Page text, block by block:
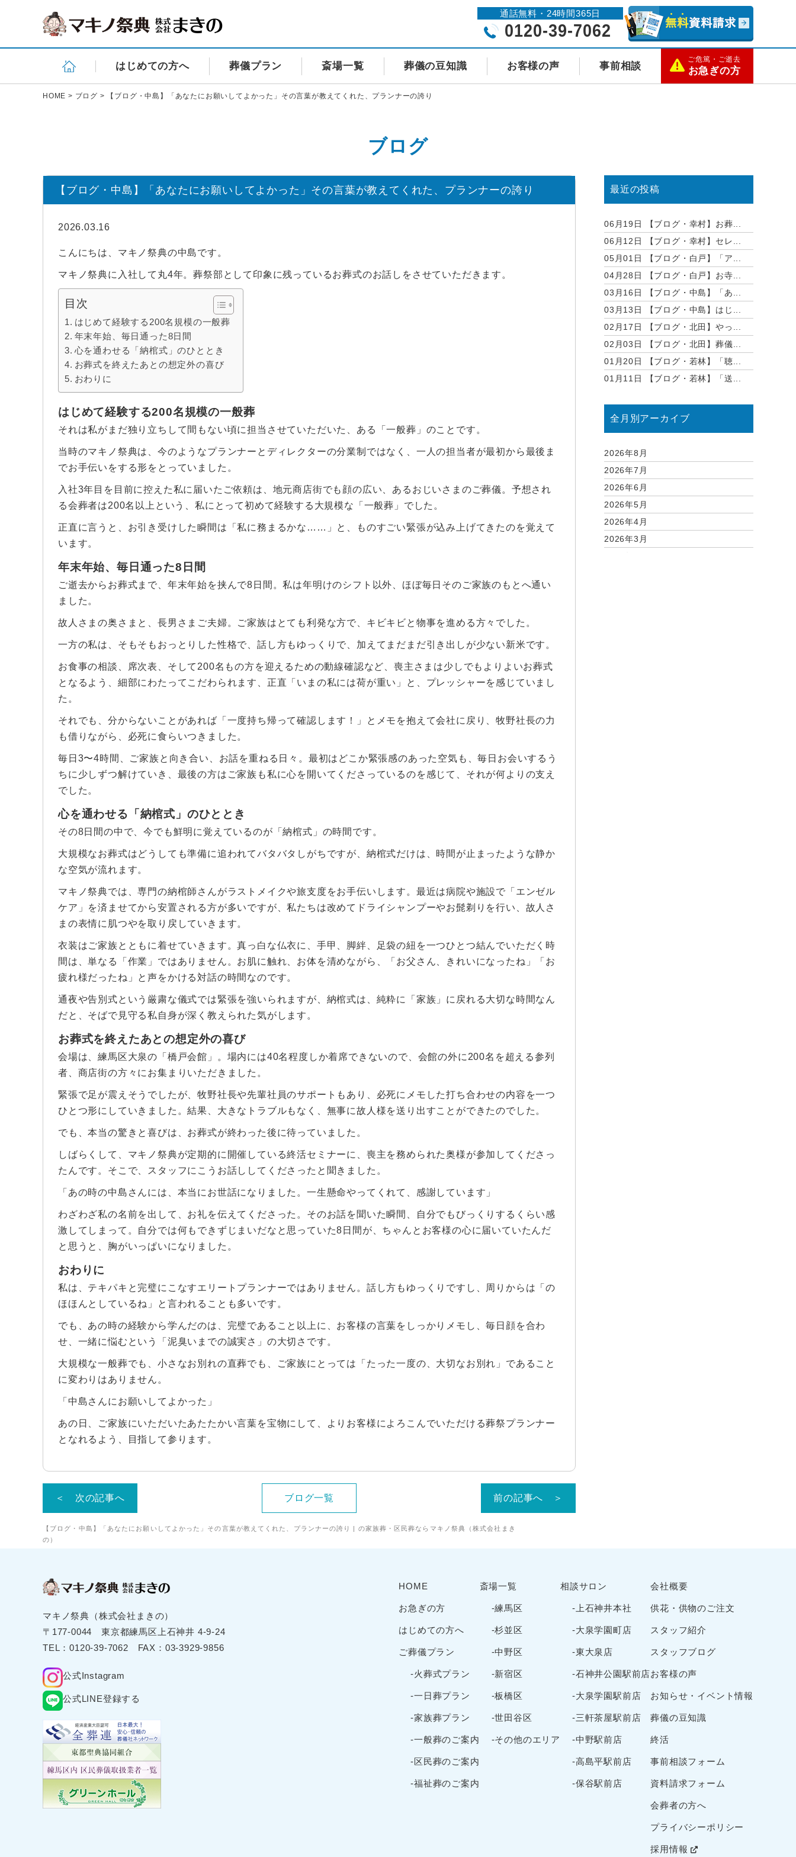
通話無料・24時間365日
0120-39-7062
はじめての方へ 葬儀プラン 斎場一覧 葬儀の豆知識 お客様の声 事前相談
ご危篤・ご逝去
お急ぎの方
HOME > ブログ > 【ブログ・中島】「あなたにお願いしてよかった」その言葉が教えてくれた、プランナーの誇り
【ブログ・中島】「あなたにお願いしてよかった」その言葉が教えてくれた、プランナーの誇り | の家族葬・区民葬ならマキノ祭典（株式会社まき
の）
ブログ
【ブログ・中島】「あなたにお願いしてよかった」その言葉が教えてくれた、プランナーの誇り
2026.03.16
こんにちは、マキノ祭典の中島です。
マキノ祭典に入社して丸4年。葬祭部として印象に残っているお葬式のお話しをさせていただきます。
目次
はじめて経験する200名規模の一般葬
年末年始、毎日通った8日間
心を通わせる「納棺式」のひととき
お葬式を終えたあとの想定外の喜び
おわりに
はじめて経験する200名規模の一般葬
それは私がまだ独り立ちして間もない頃に担当させていただいた、ある「一般葬」のことです。
当時のマキノ祭典は、今のようなプランナーとディレクターの分業制ではなく、一人の担当者が最初から最後ま
でお手伝いをする形をとっていました。
入社3年目を目前に控えた私に届いたご依頼は、地元商店街でも顔の広い、あるおじいさまのご葬儀。予想され
る会葬者は200名以上という、私にとって初めて経験する大規模な「一般葬」でした。
正直に言うと、お引き受けした瞬間は「私に務まるかな……」と、ものすごい緊張が込み上げてきたのを覚えて
います。
年末年始、毎日通った8日間
ご逝去からお葬式まで、年末年始を挟んで8日間。私は年明けのシフト以外、ほぼ毎日そのご家族のもとへ通い
ました。
故人さまの奥さまと、長男さまご夫婦。ご家族はとても利発な方で、キビキビと物事を進める方々でした。
一方の私は、そもそもおっとりした性格で、話し方もゆっくりで、加えてまだまだ引き出しが少ない新米です。
お食事の相談、席次表、そして200名もの方を迎えるための動線確認など、喪主さまは少しでもよりよいお葬式
となるよう、細部にわたってこだわられます、正直「いまの私には荷が重い」と、プレッシャーを感じていまし
た。
それでも、分からないことがあれば「一度持ち帰って確認します！」とメモを抱えて会社に戻り、牧野社長の力
も借りながら、必死に食らいつきました。
毎日3〜4時間、ご家族と向き合い、お話を重ねる日々。最初はどこか緊張感のあった空気も、毎日お会いするう
ちに少しずつ解けていき、最後の方はご家族も私に心を開いてくださっているのを感じて、それが何よりの支え
でした。
心を通わせる「納棺式」のひととき
その8日間の中で、今でも鮮明に覚えているのが「納棺式」の時間です。
大規模なお葬式はどうしても準備に追われてバタバタしがちですが、納棺式だけは、時間が止まったような静か
な空気が流れます。
マキノ祭典では、専門の納棺師さんがラストメイクや旅支度をお手伝いします。最近は病院や施設で「エンゼル
ケア」を済ませてから安置される方が多いですが、私たちは改めてドライシャンプーやお髭剃りを行い、故人さ
まの表情に肌つやを取り戻していきます。
衣装はご家族とともに着せていきます。真っ白な仏衣に、手甲、脚絆、足袋の紐を一つひとつ結んでいただく時
間は、単なる「作業」ではありません。お肌に触れ、お体を清めながら、「お父さん、きれいになったね」「お
疲れ様だったね」と声をかける対話の時間なのです。
通夜や告別式という厳粛な儀式では緊張を強いられますが、納棺式は、純粋に「家族」に戻れる大切な時間なん
だと、そばで見守る私自身が深く教えられた気がします。
お葬式を終えたあとの想定外の喜び
会場は、練馬区大泉の「橋戸会館」。場内には40名程度しか着席できないので、会館の外に200名を超える参列
者、商店街の方々にお集まりいただきました。
緊張で足が震えそうでしたが、牧野社長や先輩社員のサポートもあり、必死にメモした打ち合わせの内容を一つ
ひとつ形にしていきました。結果、大きなトラブルもなく、無事に故人様を送り出すことができたのでした。
でも、本当の驚きと喜びは、お葬式が終わった後に待っていました。
しばらくして、マキノ祭典が定期的に開催している終活セミナーに、喪主を務められた奥様が参加してくださっ
たんです。そこで、スタッフにこうお話ししてくださったと聞きました。
「あの時の中島さんには、本当にお世話になりました。一生懸命やってくれて、感謝しています」
わざわざ私の名前を出して、お礼を伝えてくださった。そのお話を聞いた瞬間、自分でもびっくりするくらい感
激してしまって。自分では何もできずじまいだなと思っていた8日間が、ちゃんとお客様の心に届いていたんだ
と思うと、胸がいっぱいになりました。
おわりに
私は、テキパキと完璧にこなすエリートプランナーではありません。話し方もゆっくりですし、周りからは「の
ほほんとしているね」と言われることも多いです。
でも、あの時の経験から学んだのは、完璧であること以上に、お客様の言葉をしっかりメモし、毎日顔を合わ
せ、一緒に悩むという「泥臭いまでの誠実さ」の大切さです。
大規模な一般葬でも、小さなお別れの直葬でも、ご家族にとっては「たった一度の、大切なお別れ」であること
に変わりはありません。
「中島さんにお願いしてよかった」
あの日、ご家族にいただいたあたたかい言葉を宝物にして、よりお客様によろこんでいただける葬祭プランナー
となれるよう、目指して参ります。
＜ 次の記事へ ブログ一覧 前の記事へ ＞
最近の投稿
06月19日
【ブログ・幸村】お葬...
06月12日
【ブログ・幸村】セレ...
05月01日
【ブログ・白戸】「ア...
04月28日
【ブログ・白戸】お寺...
03月16日
【ブログ・中島】「あ...
03月13日
【ブログ・中島】はじ...
02月17日
【ブログ・北田】やっ...
02月03日
【ブログ・北田】葬儀...
01月20日
【ブログ・若林】「聴...
01月11日
【ブログ・若林】「送...
全月別アーカイブ
2026年8月
2026年7月
2026年6月
2026年5月
2026年4月
2026年3月
マキノ祭典（株式会社まきの）
〒177-0044 東京都練⾺区上⽯神井 4-9-24
TEL：0120-39-7062 FAX：03-3929-9856
公式Instagram
公式LINE登録する
HOME
お急ぎの方
はじめての方へ
ご葬儀プラン
-火葬式プラン
-一日葬プラン
-家族葬プラン
-一般葬のご案内
-区民葬のご案内
-福祉葬のご案内
斎場一覧
-練馬区
-杉並区
-中野区
-新宿区
-板橋区
-世田谷区
-その他のエリア
相談サロン
-上石神井本社
-大泉学園町店
-東大泉店
-石神井公園駅前店
-大泉学園駅前店
-三軒茶屋駅前店
-中野駅前店
-高島平駅前店
-保谷駅前店
会社概要
供花・供物のご注文
スタッフ紹介
スタッフブログ
お客様の声
お知らせ・イベント情報
葬儀の豆知識
終活
事前相談フォーム
資料請求フォーム
会葬者の方へ
プライバシーポリシー
採用情報